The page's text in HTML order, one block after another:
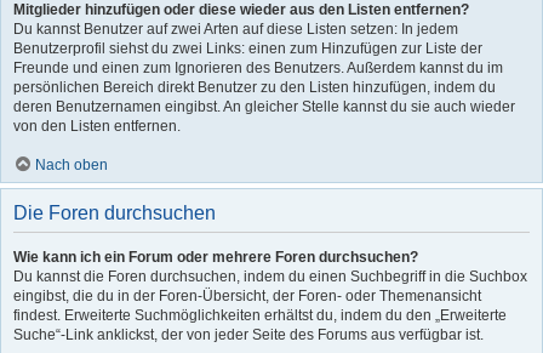
Mitglieder hinzufügen oder diese wieder aus den Listen entfernen?
Du kannst Benutzer auf zwei Arten auf diese Listen setzen: In jedem
Benutzerprofil siehst du zwei Links: einen zum Hinzufügen zur Liste der
Freunde und einen zum Ignorieren des Benutzers. Außerdem kannst du im
persönlichen Bereich direkt Benutzer zu den Listen hinzufügen, indem du
deren Benutzernamen eingibst. An gleicher Stelle kannst du sie auch wieder
von den Listen entfernen.
Nach oben
Die Foren durchsuchen
Wie kann ich ein Forum oder mehrere Foren durchsuchen?
Du kannst die Foren durchsuchen, indem du einen Suchbegriff in die Suchbox
eingibst, die du in der Foren-Übersicht, der Foren- oder Themenansicht
findest. Erweiterte Suchmöglichkeiten erhältst du, indem du den „Erweiterte
Suche“-Link anklickst, der von jeder Seite des Forums aus verfügbar ist.